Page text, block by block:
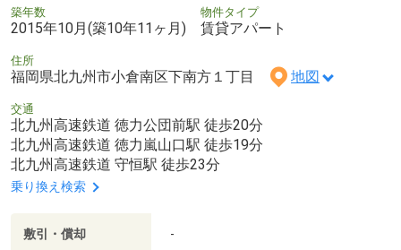
築年数
2015年10月(築10年11ヶ月)
物件タイプ
賃貸アパート
住所
福岡県北九州市小倉南区下南方１丁目 地図
交通
北九州高速鉄道 徳力公団前駅 徒歩20分
北九州高速鉄道 徳力嵐山口駅 徒歩19分
北九州高速鉄道 守恒駅 徒歩23分
乗り換え検索
敷引・償却 -